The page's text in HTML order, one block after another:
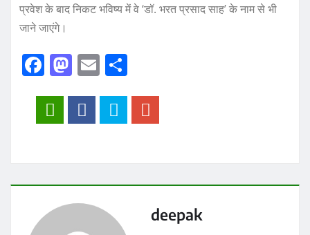
प्रवेश के बाद निकट भविष्य में वे ‘डॉ. भरत प्रसाद साह’ के नाम से भी
जाने जाएंगे।
F
c
e
k
M
st
o
n
E
ai
l re
deepak